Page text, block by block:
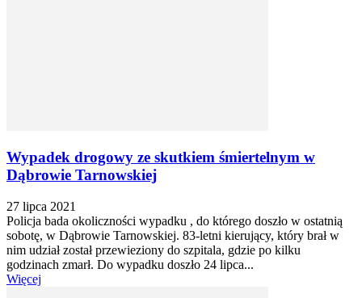
Wypadek drogowy ze skutkiem śmiertelnym w
Dąbrowie Tarnowskiej
27 lipca 2021
Policja bada okoliczności wypadku , do którego doszło w ostatnią
sobotę, w Dąbrowie Tarnowskiej. 83-letni kierujący, który brał w
nim udział został przewieziony do szpitala, gdzie po kilku
godzinach zmarł. Do wypadku doszło 24 lipca...
Więcej